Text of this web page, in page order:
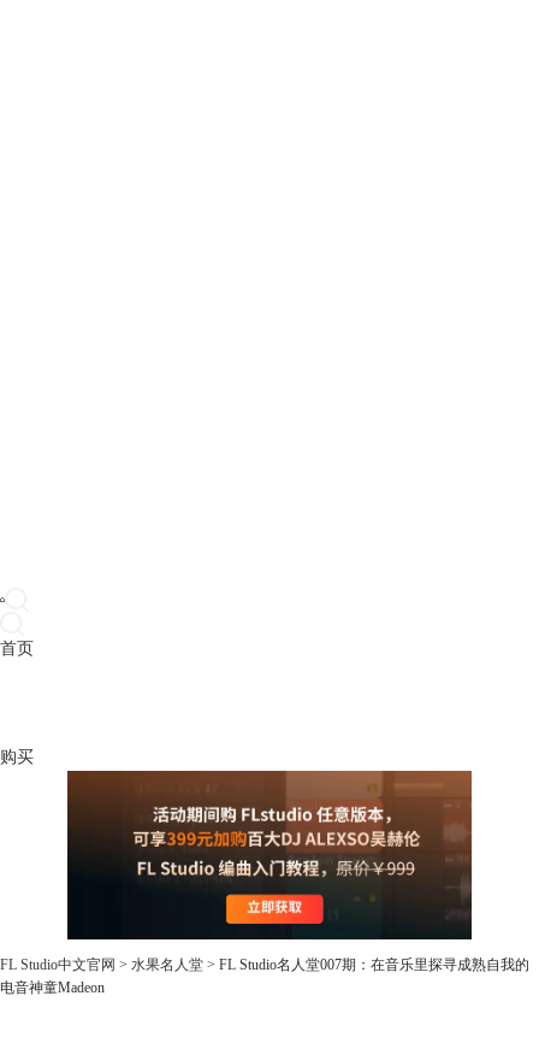
首页
购买
FL Studio中文官网 > 水果名人堂 > FL Studio名人堂007期：在音乐里探寻成熟自我的
电音神童Madeon